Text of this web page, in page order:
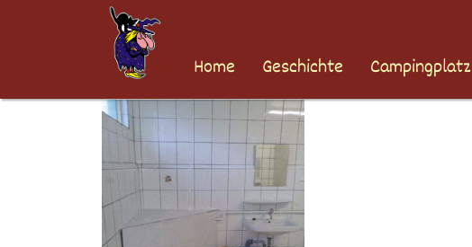
Home Geschichte Campingplatz